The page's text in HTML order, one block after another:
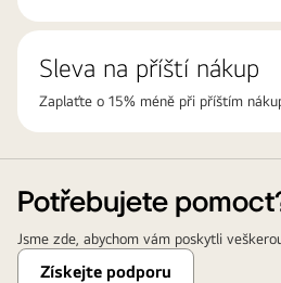
Sleva na příští nákup
Zaplaťte o 15% méně při příštím
Potřebujete
Jsme zde, abychom vám poskytli
Získejte podporu